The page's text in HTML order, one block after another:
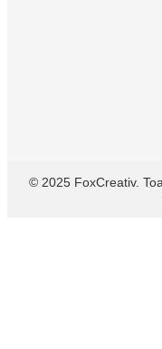
© 2025 FoxCreativ.